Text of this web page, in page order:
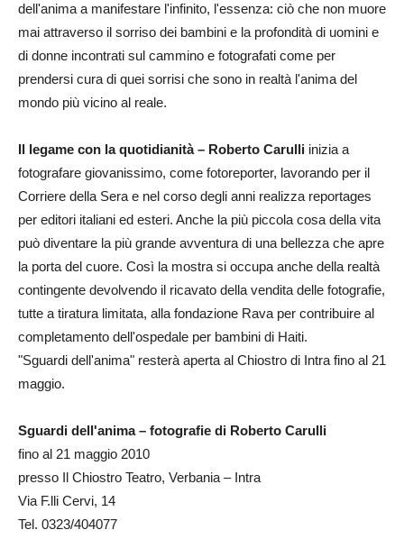
dell'anima a manifestare l'infinito, l'essenza: ciò che non muore
mai attraverso il sorriso dei bambini e la profondità di uomini e
di donne incontrati sul cammino e fotografati come per
prendersi cura di quei sorrisi che sono in realtà l'anima del
mondo più vicino al reale.
Il legame con la quotidianità – Roberto Carulli inizia a
fotografare giovanissimo, come fotoreporter, lavorando per il
Corriere della Sera e nel corso degli anni realizza reportages
per editori italiani ed esteri. Anche la più piccola cosa della vita
può diventare la più grande avventura di una bellezza che apre
la porta del cuore. Così la mostra si occupa anche della realtà
contingente devolvendo il ricavato della vendita delle fotografie,
tutte a tiratura limitata, alla fondazione Rava per contribuire al
completamento dell'ospedale per bambini di Haiti.
"Sguardi dell'anima" resterà aperta al Chiostro di Intra fino al 21
maggio.
Sguardi dell'anima – fotografie di Roberto Carulli
fino al 21 maggio 2010
presso Il Chiostro Teatro, Verbania – Intra
Via F.lli Cervi, 14
Tel. 0323/404077